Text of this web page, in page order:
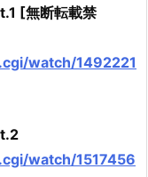
[無断転載禁
watch/1492221
watch/1517456